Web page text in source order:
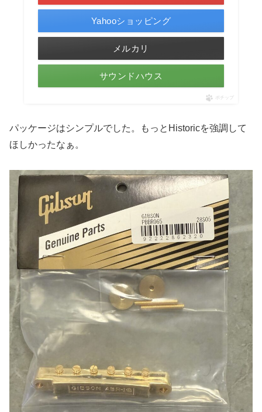
Yahooショッピング
メルカリ
サウンドハウス
ポチップ
パッケージはシンプルでした。もっとHistoricを強調して
ほしかったなぁ。